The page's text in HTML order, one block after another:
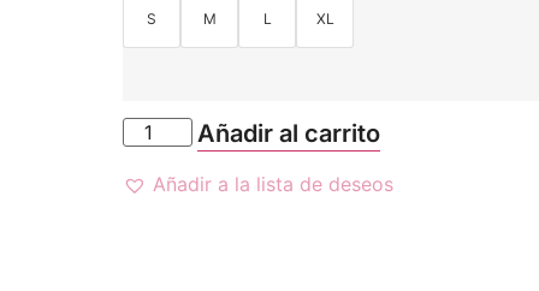
S M L XL
Añadir al carrito
Añadir a la lista de deseos